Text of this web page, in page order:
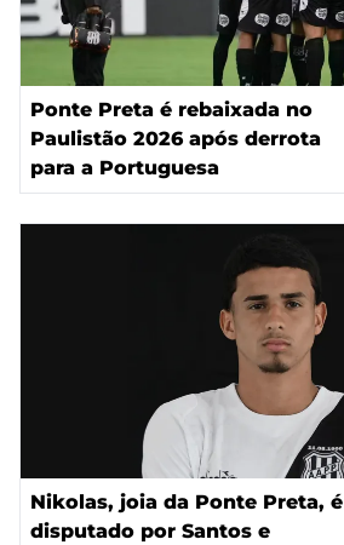
Ponte Preta é rebaixada no
Paulistão 2026 após derrota
para a Portuguesa
Nikolas, joia da Ponte Preta, é
disputado por Santos e